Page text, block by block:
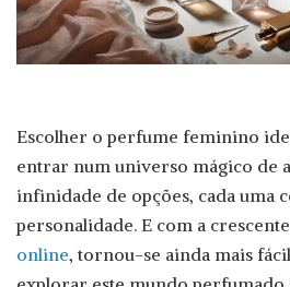
Escolher o perfume feminino
entrar num universo mágico de
infinidade de opções, cada uma
personalidade. E com a
online, tornou-se ainda mais